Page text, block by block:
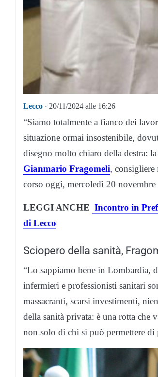
Lecco · 20/11/2024 alle 16:26
“Siamo totalmente a fianco dei
situazione ormai insostenibile,
disegno molto chiaro della destra:
Gianmario Fragomeli, consigliere
corso oggi, mercoledì 20 novembre
LEGGI ANCHE Incontro in
di Lecco
Sciopero della sanità,
“Lo sappiamo bene in Lombardia,
infermieri e professionisti sanitari
massacranti, scarsi investimenti,
della sanità privata: è una rotta che
non solo di chi si può permettere di